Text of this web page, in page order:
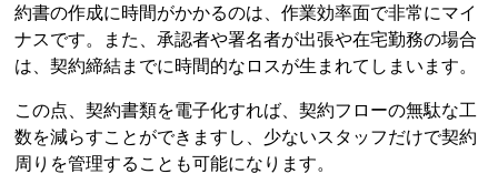
約書の作成に時間がかかるのは、作業効率面で非常にマイ
ナスです。また、承認者や署名者が出張や在宅勤務の場合
は、契約締結までに時間的なロスが生まれてしまいます。
この点、契約書類を電子化すれば、契約フローの無駄な工
数を減らすことができますし、少ないスタッフだけで契約
周りを管理することも可能になります。